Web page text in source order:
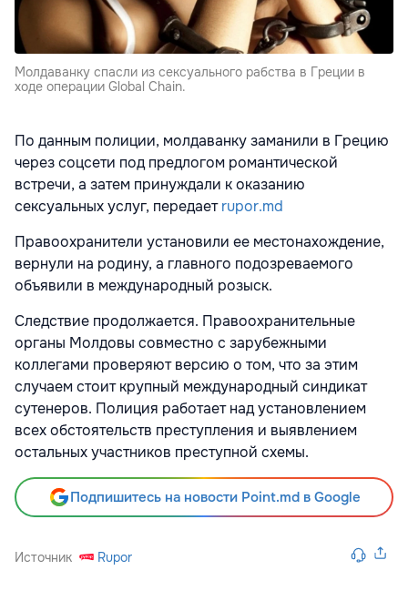
Молдаванку спасли из сексуального рабства в Греции в
ходе операции Global Chain.
По данным полиции, молдаванку заманили в Грецию
через соцсети под предлогом романтической
встречи, а затем принуждали к оказанию
сексуальных услуг, передаетrupor.md
Правоохранители установили ее местонахождение,
вернули на родину, а главного подозреваемого
объявили в международный розыск.
Следствие продолжается. Правоохранительные
органы Молдовы совместно с зарубежными
коллегами проверяют версию о том, что за этим
случаем стоит крупный международный синдикат
сутенеров. Полиция работает над установлением
всех обстоятельств преступления и выявлением
остальных участников преступной схемы.
Подпишитесь на новости Point.md в Google
Источник Rupor